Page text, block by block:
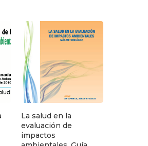
La salud en la
evaluación de
impactos